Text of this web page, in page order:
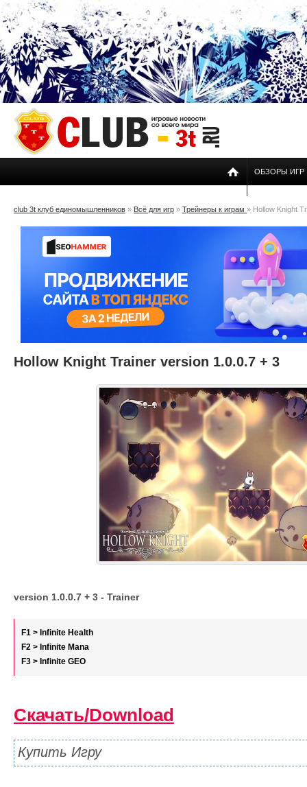
ОБЗОРЫ ИГР
club 3t клуб единомышленников » Всё для игр » Трейнеры к играм » Hollow Knight
Hollow Knight Trainer version 1.0.0.7 + 3
version 1.0.0.7 + 3 - Trainer
F1 > Infinite Health
F2 > Infinite Mana
F3 > Infinite GEO
Скачать/Download
Купить Игру